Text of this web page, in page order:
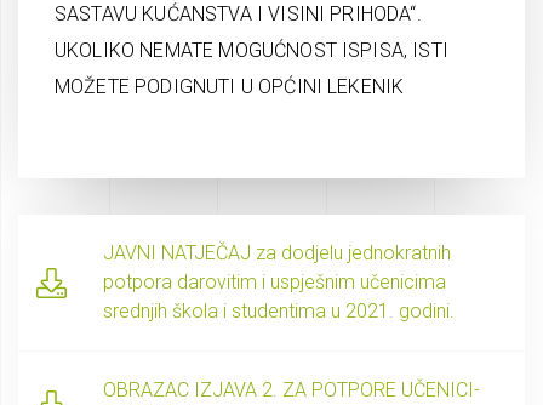
SASTAVU KUĆANSTVA I VISINI PRIHODA“.
UKOLIKO NEMATE MOGUĆNOST ISPISA, ISTI
MOŽETE PODIGNUTI U OPĆINI LEKENIK
JAVNI NATJEČAJ za dodjelu jednokratnih
potpora darovitim i uspješnim učenicima
srednjih škola i studentima u 2021. godini.
OBRAZAC IZJAVA 2. ZA POTPORE UČENICI-